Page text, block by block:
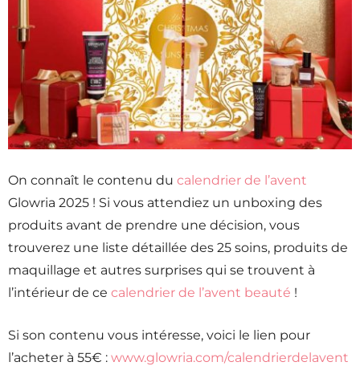
On connaît le contenu du calendrier de l’avent
Glowria 2025 ! Si vous attendiez un unboxing des
produits avant de prendre une décision, vous
trouverez une liste détaillée des 25 soins, produits de
maquillage et autres surprises qui se trouvent à
l’intérieur de ce calendrier de l’avent beauté !
Si son contenu vous intéresse, voici le lien pour
l’acheter à 55€ : www.glowria.com/calendrierdelavent